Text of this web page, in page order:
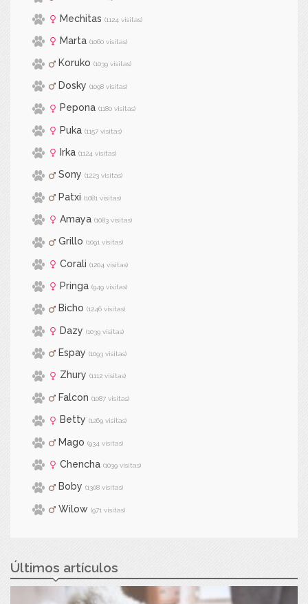
Mechitas (1124 visitas)
Marta (1060 visitas)
Koruko (1039 visitas)
Dosky (1098 visitas)
Pepona (1180 visitas)
Puka (1157 visitas)
Irka (1124 visitas)
Sony (1223 visitas)
Patxi (1081 visitas)
Amaya (1083 visitas)
Grillo (1091 visitas)
Corali (1204 visitas)
Pringa (949 visitas)
Bicho (1246 visitas)
Dazy (1039 visitas)
Espay (1093 visitas)
Zhury (1112 visitas)
Falcon (1087 visitas)
Betty (1269 visitas)
Mago (934 visitas)
Chencha (1039 visitas)
Boby (1308 visitas)
Wilow (971 visitas)
Últimos artículos